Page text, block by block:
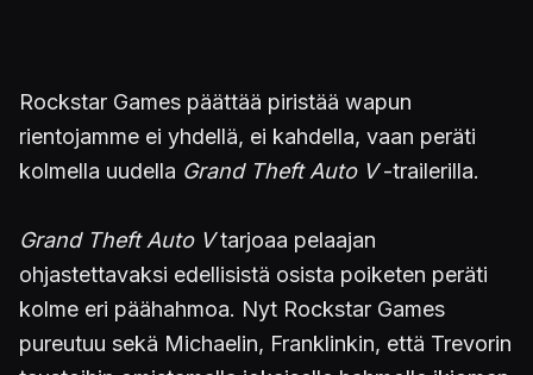
Rockstar Games päättää piristää wapun
rientojamme ei yhdellä, ei kahdella, vaan peräti
kolmella uudella Grand Theft Auto V-trailerilla.
Grand Theft Auto Vtarjoaa pelaajan
ohjastettavaksi edellisistä osista poiketen peräti
kolme eri päähahmoa. Nyt Rockstar Games
pureutuu sekä Michaelin, Franklinkin, että Trevorin